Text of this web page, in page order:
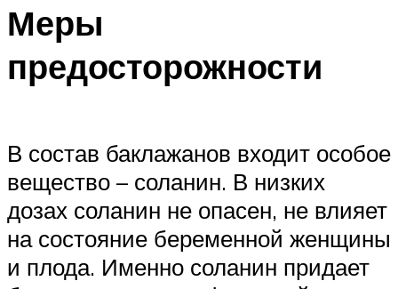
Меры
предосторожности
В состав баклажанов входит особое
вещество – соланин. В низких
дозах соланин не опасен, не влияет
на состояние беременной женщины
и плода. Именно соланин придает